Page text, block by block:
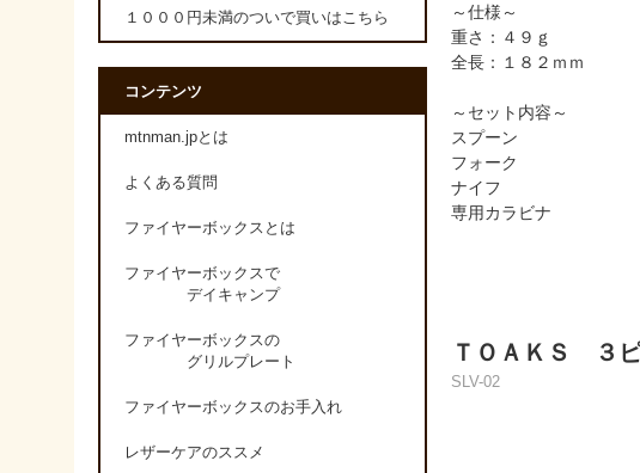
～仕様～
重さ：４９ｇ
全長：１８２ｍｍ
～セット内容～
スプーン
フォーク
ナイフ
専用カラビナ
ＴＯＡＫＳ ３
SLV-02
１０００円未満のついで買いはこちら
コンテンツ
mtnman.jpとは
よくある質問
ファイヤーボックスとは
ファイヤーボックスで
デイキャンプ
ファイヤーボックスの
グリルプレート
ファイヤーボックスのお手入れ
レザーケアのススメ